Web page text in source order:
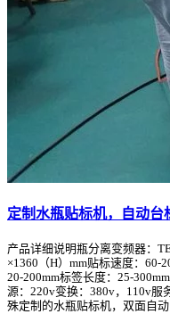
定制水瓶贴标机，自动台
产品详细说明瓶分离变频器：
×1360（H）mm贴标速度：60-
20-200mm标签长度：25-
源：220v变换：380v，110v服
殊定制的水瓶贴标机，双面自